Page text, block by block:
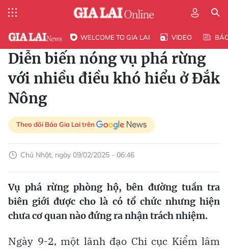
WELCOME TO GIA LAI VIDEO
Diễn biến nóng vụ phá rừng
với nhiều điều khó hiểu ở Đắk
Nông
Theo dõi Báo Gia Lai trên
Chủ Nhật, ngày 09/02/2025 - 06:46
Vụ phá rừng phòng hộ, bên đường tuần tra
biên giới được cho là có tổ chức nhưng hiện
chưa cơ quan nào đứng ra nhận trách nhiệm.
Ngày 9-2, một lãnh đạo Chi cục Kiểm lâm